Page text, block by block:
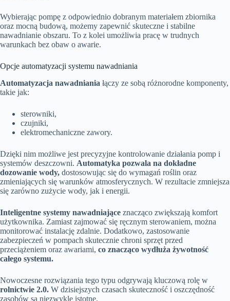
Wybierając pompę z odpowiednio dobranym materiałem zbiornika
oraz mocną budową, możemy zapewnić skuteczne i stabilne
nawadnianie obszaru. To z kolei umożliwia pracę w trudnych
warunkach bez obaw o awarie.
Opcje automatyzacji systemu nawadniania
Automatyzacja nawadniania łączy ze sobą różnorodne komponenty,
takie jak:
sterowniki,
czujniki,
elektromechaniczne zawory.
Dzięki nim możliwe jest precyzyjne kontrolowanie działania pomp i
systemów deszczowni. Automatyka pozwala na dokładne
dozowanie wody, dostosowując się do wymagań roślin oraz
zmieniających się warunków atmosferycznych. W rezultacie zmniejsza
się zarówno zużycie wody, jak i energii.
Inteligentne systemy nawadniające znacząco zwiększają komfort
użytkownika. Zamiast zajmować się ręcznym sterowaniem, można
monitorować instalację zdalnie. Dodatkowo, zastosowanie
zabezpieczeń w pompach skutecznie chroni sprzęt przed
przeciążeniem oraz awariami, co znacząco wydłuża żywotność
całego systemu.
Nowoczesne rozwiązania tego typu odgrywają kluczową rolę w
rolnictwie 2.0. W dzisiejszych czasach skuteczność i oszczędność
zasobów są niezwykle istotne.